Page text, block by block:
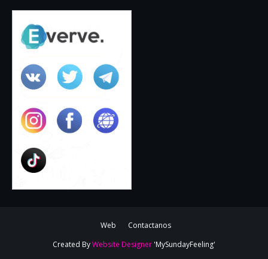
Web
Contactanos
Created ByWebsite Designer 'MySundayFeeling'